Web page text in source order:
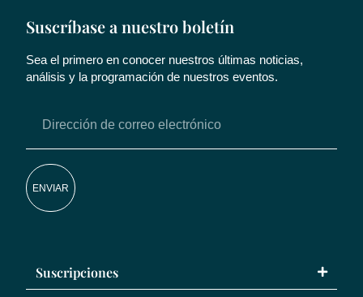
Suscríbase a nuestro boletín
Sea el primero en conocer nuestros últimas noticias,
análisis y la programación de nuestros eventos.
ENVIAR
Suscripciones